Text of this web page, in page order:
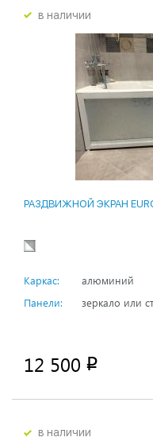
в наличии
РАЗДВИЖНОЙ ЭКРАН
Каркас:
алюминий
Панели:
зеркало или
12 500 p
в наличии